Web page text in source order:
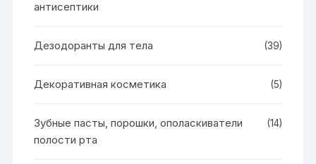
антисептики
Дезодоранты для тела (39)
Декоративная косметика (5)
Зубные пасты, порошки, ополаскиватели
полости рта
(14)